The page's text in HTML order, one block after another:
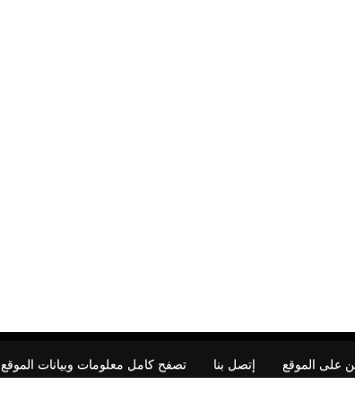
على الموقع إتصل بنا تصفح كامل معلومات وبيانات الموقع